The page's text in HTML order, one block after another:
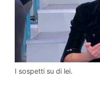
I sospetti su di lei.